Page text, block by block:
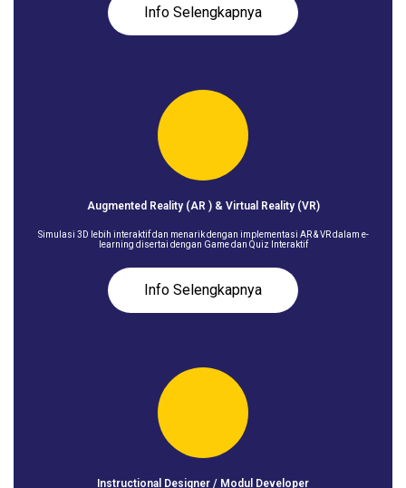
Info Selengkapnya
Augmented Reality (AR ) & Virtual Reality (VR)
Simulasi 3D lebih interaktif dan menarik dengan implementasi AR & VR dalam e-
learning disertai dengan Game dan Quiz Interaktif
Info Selengkapnya
Instructional Designer / Modul Developer